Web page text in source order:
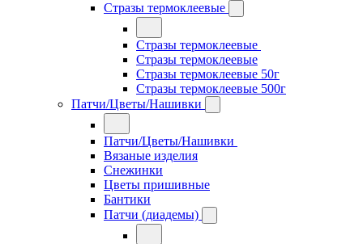
Стразы термоклеевые
Стразы термоклеевые
Стразы термоклеевые
Стразы термоклеевые 50г
Стразы термоклеевые 500г
Патчи/Цветы/Нашивки
Патчи/Цветы/Нашивки
Вязаные изделия
Снежинки
Цветы пришивные
Бантики
Патчи (диадемы)